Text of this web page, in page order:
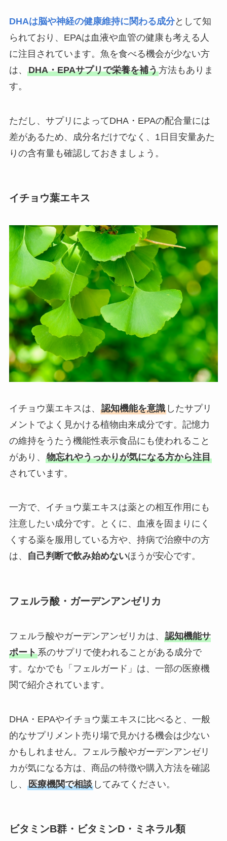
DHAは脳や神経の健康維持に関わる成分として知
られており、EPAは血液や血管の健康も考える人
に注目されています。魚を食べる機会が少ない方
は、 DHA・EPAサプリで栄養を補う方法もありま
す。
ただし、サプリによってDHA・EPAの配合量には
差があるため、成分名だけでなく、1日目安量あた
りの含有量も確認しておきましょう。
イチョウ葉エキス
イチョウ葉エキスは、 認知機能を意識したサプリ
メントでよく見かける植物由来成分です。記憶力
の維持をうたう機能性表示食品にも使われること
があり、 物忘れやうっかりが気になる方から注目
されています。
一方で、イチョウ葉エキスは薬との相互作用にも
注意したい成分です。とくに、血液を固まりにく
くする薬を服用している方や、持病で治療中の方
は、
自己判断で飲み始めないほうが安心です。
フェルラ酸・ガーデンアンゼリカ
フェルラ酸やガーデンアンゼリカは、 認知機能サ
ポート系のサプリで使われることがある成分で
す。なかでも「フェルガード」は、一部の医療機
関で紹介されています。
DHA・EPAやイチョウ葉エキスに比べると、一般
的なサプリメント売り場で見かける機会は少ない
かもしれません。フェルラ酸やガーデンアンゼリ
カが気になる方は、商品の特徴や購入方法を確認
し、 医療機関で相談してみてください。
ビタミンB群・ビタミンD・ミネラル類